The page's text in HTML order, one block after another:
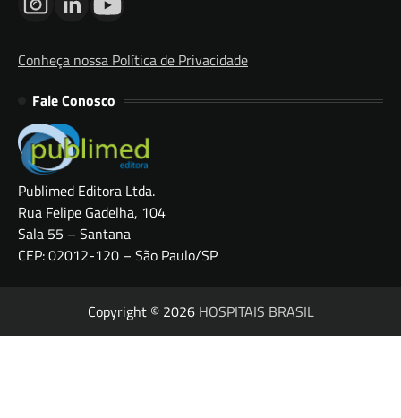
Conheça nossa Política de Privacidade
Fale Conosco
Publimed Editora Ltda.
Rua Felipe Gadelha, 104
Sala 55 – Santana
CEP: 02012-120 – São Paulo/SP
Copyright © 2026 HOSPITAIS BRASIL